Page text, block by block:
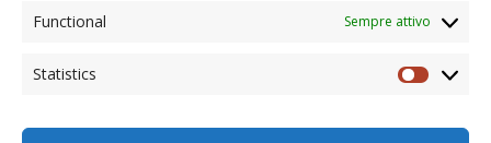
Functional Sempre attivo
Statistics
Aprile 2014